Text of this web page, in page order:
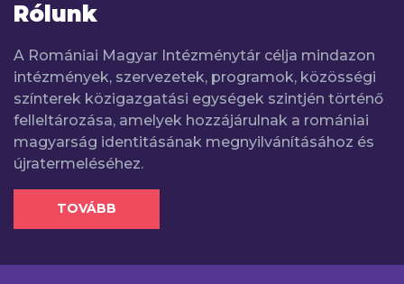
Rólunk
A Romániai Magyar Intézménytár célja mindazon
intézmények, szervezetek, programok, közösségi
színterek közigazgatási egységek szintjén történő
felleltározása, amelyek hozzájárulnak a romániai
magyarság identitásának megnyilvánításához és
újratermeléséhez.
TOVÁBB